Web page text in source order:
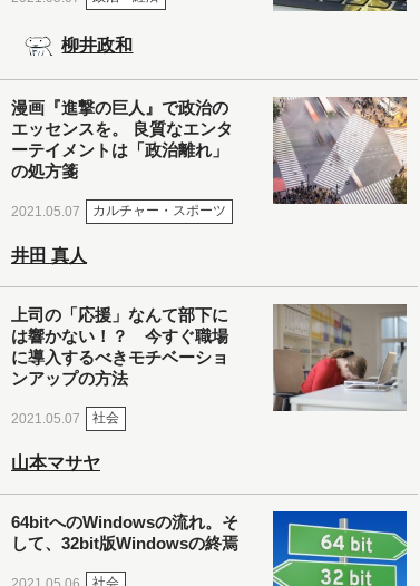
柳井政和
漫画『進撃の巨人』で政治の
エッセンスを。 良質なエンタ
ーテイメントは「政治離れ」
の処方箋
2021.05.07 カルチャー・スポーツ
井田 真人
上司の「応援」なんて部下に
は響かない！？ 今すぐ職場
に導入するべきモチベーショ
ンアップの方法
2021.05.07 社会
山本マサヤ
64bitへのWindowsの流れ。そ
して、32bit版Windowsの終焉